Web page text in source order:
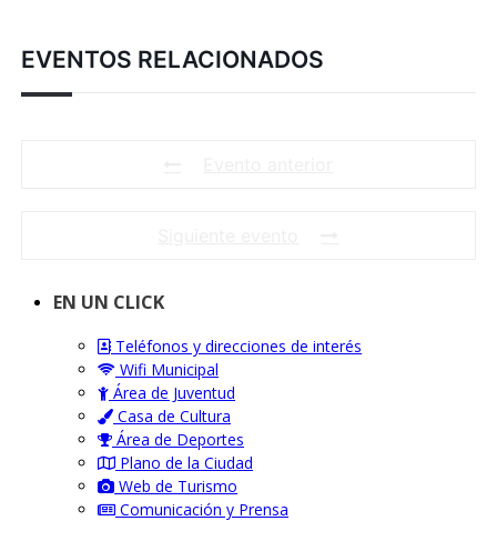
EVENTOS RELACIONADOS
EN UN CLICK
Teléfonos y direcciones de interés
Wifi Municipal
Área de Juventud
Casa de Cultura
Área de Deportes
Plano de la Ciudad
Web de Turismo
Comunicación y Prensa